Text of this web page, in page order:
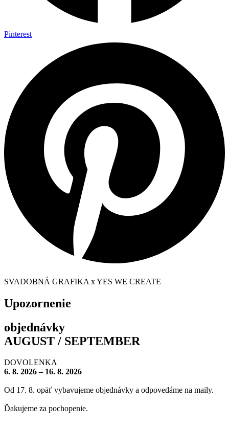
Pinterest
SVADOBNÁ GRAFIKA x YES WE CREATE
Upozornenie
objednávky
AUGUST / SEPTEMBER
DOVOLENKA
6. 8. 2026 – 16. 8. 2026
Od 17. 8. opäť vybavujeme objednávky a odpovedáme na maily.
Ďakujeme za pochopenie.